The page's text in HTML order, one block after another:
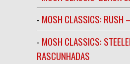
- MOSH CLASSICS: RUSH
- MOSH CLASSICS:
RASCUNHADAS